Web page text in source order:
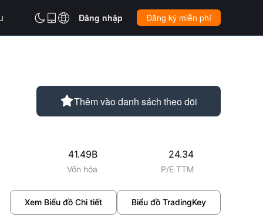
 Đăng nhập Đăng ký miễn phí
Thêm vào danh sách theo dõi
41.49B
Vốn hóa
24.34
P/E TTM
Xem Biểu đồ Chi tiết Biểu đồ TradingKey